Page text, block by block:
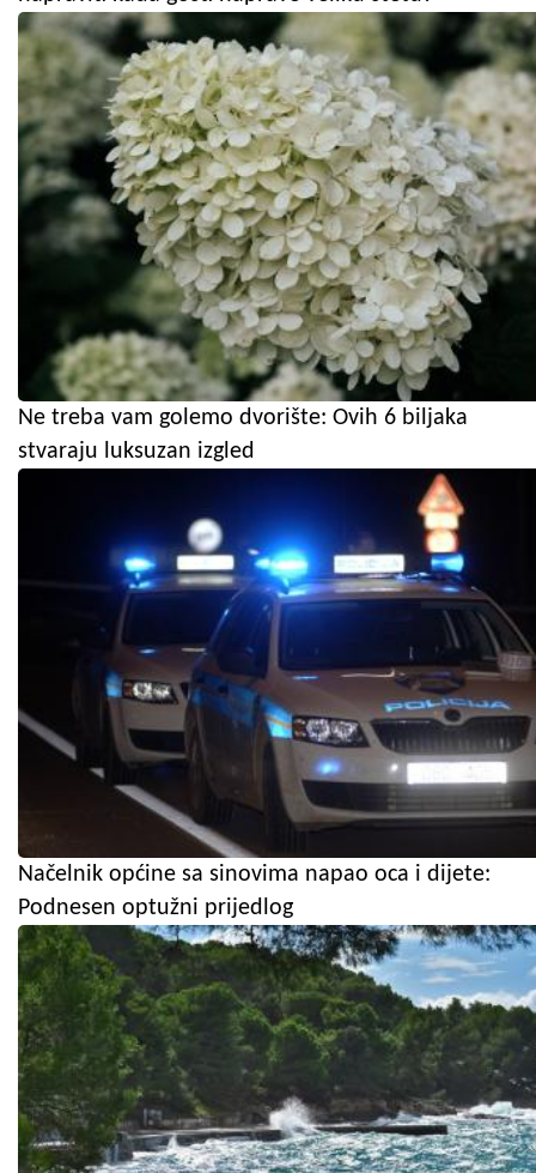
Ne treba vam golemo dvorište: Ovih 6 biljaka
stvaraju luksuzan izgled
Načelnik općine sa sinovima napao oca i dijete:
Podnesen optužni prijedlog